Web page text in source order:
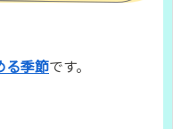
る季節です。